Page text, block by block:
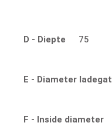
D - Diepte 75
E - Diameter ladegat
F - Inside diameter